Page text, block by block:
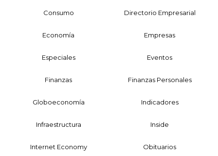
Consumo Directorio Empresarial
Economía Empresas
Especiales Eventos
Finanzas Finanzas Personales
Globoeconomía Indicadores
Infraestructura Inside
Internet Economy Obituarios